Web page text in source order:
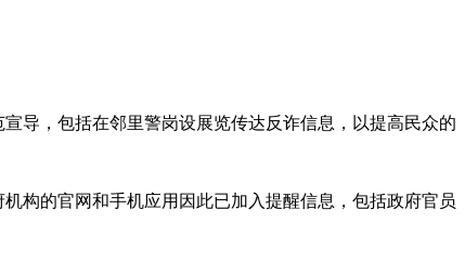
导，包括在邻里警岗设展览传达反诈信息，以提高民众的
构的官网和手机应用因此已加入提醒信息，包括政府官员